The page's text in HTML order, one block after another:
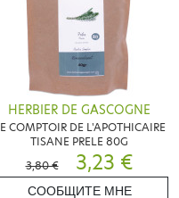
HERBIER DE GASCOGNE
COMPTOIR DE L'APOTHICAIRE
TISANE PRELE 80G
3,80 €
3,23 €
СООБЩИТЕ МНЕ